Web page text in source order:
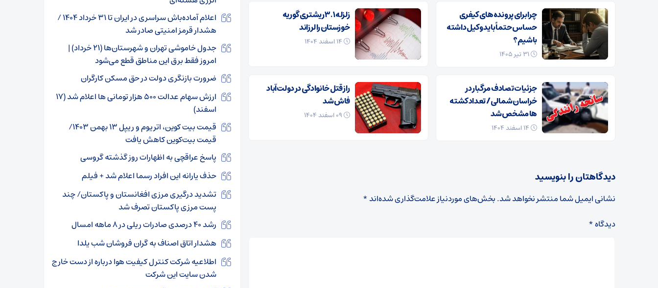
چرا برای پرونده‌های کیفری
حساس حتماً باید وکیل داشته
باشیم؟
زلزله ۳.۱ ریشتری گوریه
خوزستان را لرزاند
جزئیات تصادف مرگبار در
خراسان‌شمالی/ تعداد کشته
ها مشخص شد
راز قتل خانوادگی در دولت‌آباد
فاش شد
دیدگاهتان را بنویسید
نشانی ایمیل شما منتشر نخواهد شد.بخش‌های موردنیاز علامت‌گذاری شده‌اند*
دیدگاه*
اعلام آماده‌باش سراسری در ایران تا ۳۱ خرداد ۱۴۰۴ /
هشدار قرمز امنیتی صادر شد
جدول خاموشی تهران و شهرستان‌ها (۲۱ خرداد) |
امروز فقط برق این مناطق قطع می‌شود
ضرورت بازنگری دولت در حق مسکن کارگران
ارزش سهام عدالت ۵۰۰ هزار تومانی ها اعلام شد (۱۷
اسفند)
قیمت بیت کوین، اتریوم و ریپل ۱۳ بهمن ۱۴۰۳/
قیمت بیت‌کوین کاهش یافت
پاسخ عراقچی به اظهارات روز گذشته گروسی
حذف یارانه این افراد رسما اعلام شد + فیلم
تشدید درگیری مرزی افغانستان و پاکستان/ چند
پست مرزی پاکستان تصرف شد
رشد ۴۰ درصدی صادرات ریلی در ۸ ماهه امسال
هشدار اتاق اصناف به گران فروشان شب یلدا
اطلاعیه شرکت کنترل کیفیت هوا درباره از دست خارج
شدن سایت این شرکت